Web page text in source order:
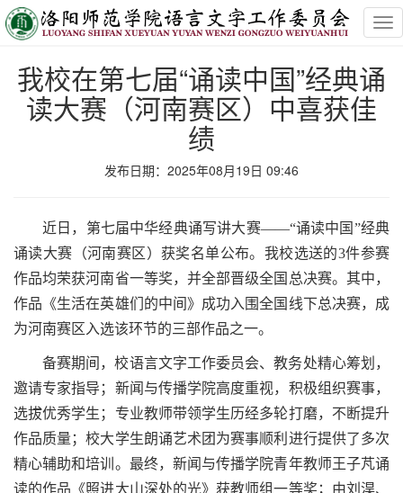
我校在第七届“诵读中国”经典诵
读大赛（河南赛区）中喜获佳
绩
发布日期：2025年08月19日 09:46
近日，第七届中华经典诵写讲大赛——“诵读中国”经典
诵读大赛（河南赛区）获奖名单公布。我校选送的3件参赛
作品均荣获河南省一等奖，并全部晋级全国总决赛。其中，
作品《生活在英雄们的中间》成功入围全国线下总决赛，成
为河南赛区入选该环节的三部作品之一。
备赛期间，校语言文字工作委员会、教务处精心筹划，
邀请专家指导；新闻与传播学院高度重视，积极组织赛事，
选拔优秀学生；专业教师带领学生历经多轮打磨，不断提升
作品质量；校大学生朗诵艺术团为赛事顺利进行提供了多次
精心辅助和培训。最终，新闻与传播学院青年教师王子芃诵
读的作品《照进大山深处的光》获教师组一等奖；由刘淏、